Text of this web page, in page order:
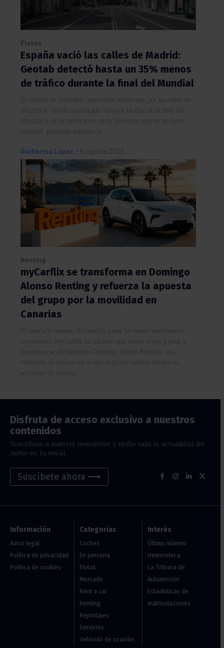
Flotas
España vació las calles de Madrid:
Geotab detectó hasta un 35% menos
de tráfico durante la final del Mundial
El análisis de vehículos conectados revela que por las calles de
Madrid se circuló más rápido durante los días de la final del
Mundial y de la celebración de la Selección que en un lunes
habitual, poniendo además de...
Guillermo López - 6 agosto 2026
Renting
myCarflix se transforma en Domingo
Alonso Renting y refuerza la apuesta
del grupo por la movilidad en
Canarias
El mercado canario del renting suma un nuevo movimiento
corporativo. myCarflix ha iniciado una nueva etapa y pasa a
denominarse oficialmente Domingo Alonso Renting, una
evolución de marca con la que el grupo canario integra su
actividad de renting...
Disfruta de acceso exclusivo a nuestros
contenidos
Suscríbete a nuestro newsletter y recibe toda la actualidad del
motor en tu email.
Suscíbete ahora ⟶
Información
Aviso legal
Política de privacidad
Política de cookies
Categorías
Coches
En persona
Flotas
Mercado
Rent a car
Renting
Reportajes
Servicios
Vehículo de ocasión
Interés
Último número
Hemeroteca
La Tribuna de
Automoción
Estadísticas de
matriculaciones